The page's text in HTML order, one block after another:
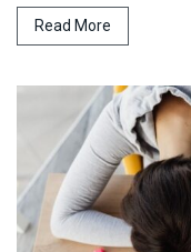
Read More